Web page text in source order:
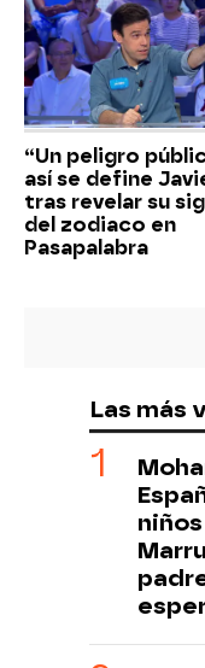
“Un peligro
así se define
tras revelar su
del zodiaco en
Pasapalabra
Las más